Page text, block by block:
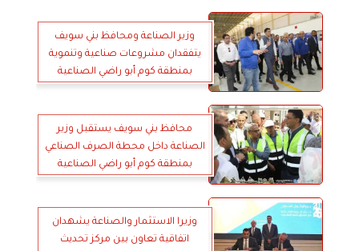
وزير الصناعة ومحافظ بني سويف
يتفقدان مشروعات صناعية وتنموية
بمنطقة كوم أبو راضي الصناعية
محافظ بني سويف يستقبل وزير
الصناعة داخل محطة الصرف الصناعي
بمنطقة كوم أبو راضي الصناعية
وزيرا الاستثمار والصناعة يشهدان
اتفاقية تعاون بين مركز تحديث